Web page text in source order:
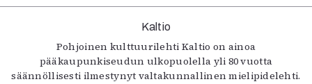
Kaltio
Pohjoinen kulttuurilehti Kaltio on ainoa
pääkaupunkiseudun ulkopuolella yli 80 vuotta
säännöllisesti ilmestynyt valtakunnallinen mielipidelehti.